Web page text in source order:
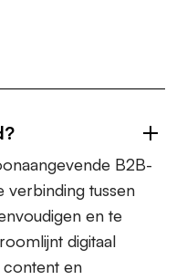
B2B-
tussen
en te
digitaal
en